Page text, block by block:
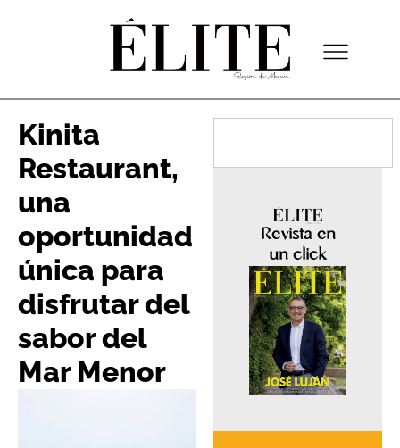
Kinita
Restaurant,
una
oportunidad
única para
disfrutar del
sabor del
Mar Menor
Revista en
un click